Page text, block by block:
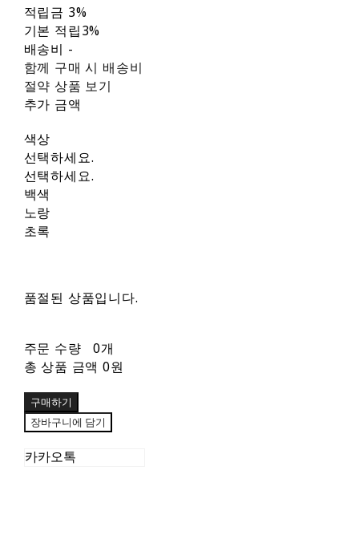
적립금 3%
기본 적립3%
배송비 -
함께 구매 시 배송비
절약 상품 보기
추가 금액
색상
선택하세요.
선택하세요.
백색
노랑
초록
품절된 상품입니다.
주문 수량
0개
총 상품 금액 0원
구매하기
장바구니에 담기
카카오톡